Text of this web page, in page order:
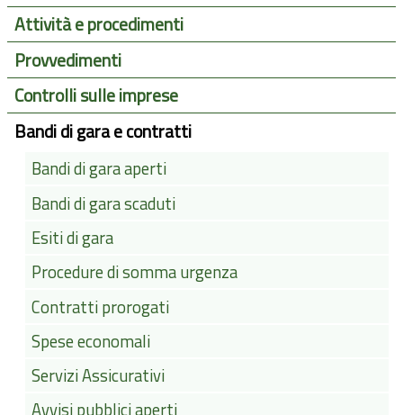
Attività e procedimenti
Provvedimenti
Controlli sulle imprese
Bandi di gara e contratti
Bandi di gara aperti
Bandi di gara scaduti
Esiti di gara
Procedure di somma urgenza
Contratti prorogati
Spese economali
Servizi Assicurativi